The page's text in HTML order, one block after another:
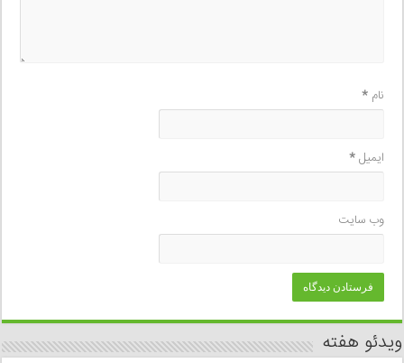
نام*
ایمیل*
وب‌ سایت
ویدئو هفته